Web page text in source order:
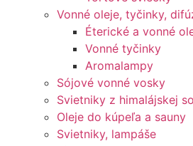
Vonné oleje, tyčinky,
Éterické a vonné
Vonné tyčinky
Aromalampy
Sójové vonné vosky
Svietniky z himalájskej
Oleje do kúpeľa a sauny
Svietniky, lampáše